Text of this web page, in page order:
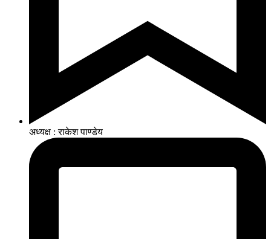
अध्यक्ष : राकेश पाण्डेय